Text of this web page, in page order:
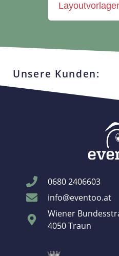
Unsere Kunden:
0680 2406603
info@eventoo.at
Wiener
4050 Traun